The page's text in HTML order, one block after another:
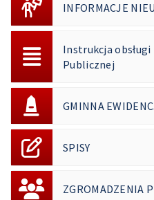
INFORMACJE
Instrukcja
Publicznej
GMINNA
SPISY
ZGROMADZENIA